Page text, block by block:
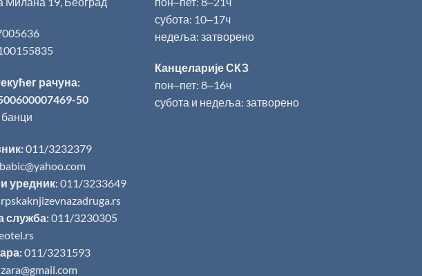
рачуна:
50
011/3232379
уредник:011/3233649
служба:011/3230305
011/3231593
субота: 10‒17ч
недеља: затворено
Канцеларије СКЗ
пон‒пет: 8‒16ч
субота и недеља: затворено